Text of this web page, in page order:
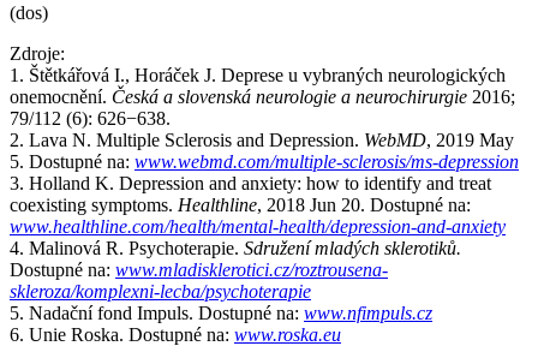
(dos)
Zdroje:
1. Štětkářová I., Horáček J. Deprese u vybraných neurologických
onemocnění. Česká a slovenská neurologie a neurochirurgie 2016;
79/112 (6): 626−638.
2. Lava N. Multiple Sclerosis and Depression. WebMD, 2019 May
5. Dostupné na: www.webmd.com/multiple-sclerosis/ms-depression
3. Holland K. Depression and anxiety: how to identify and treat
coexisting symptoms. Healthline, 2018 Jun 20. Dostupné na:
www.healthline.com/health/mental-health/depression-and-anxiety
4. Malinová R. Psychoterapie. Sdružení mladých sklerotiků.
Dostupné na: www.mladisklerotici.cz/roztrousena-
skleroza/komplexni-lecba/psychoterapie
5. Nadační fond Impuls. Dostupné na: www.nfimpuls.cz
6. Unie Roska. Dostupné na: www.roska.eu